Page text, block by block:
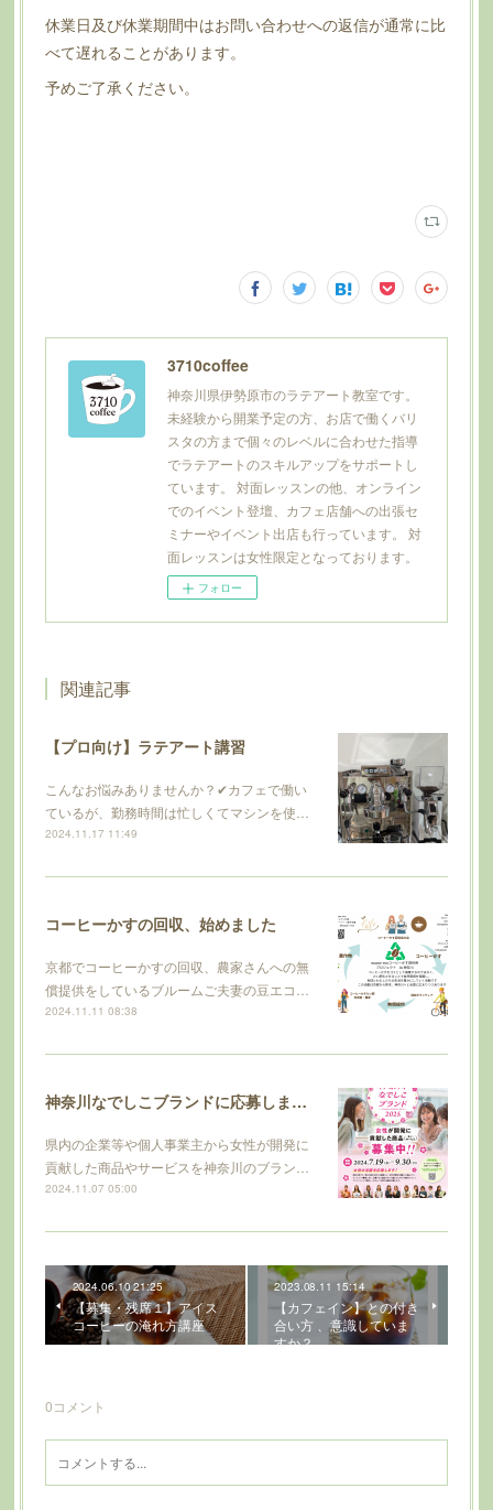
休業日及び休業期間中はお問い合わせへの返信が通常に比
べて遅れることがあります。
予めご了承ください。
3710coffee
神奈川県伊勢原市のラテアート教室です。
未経験から開業予定の方、お店で働くバリ
スタの方まで個々のレベルに合わせた指導
でラテアートのスキルアップをサポートし
ています。 対面レッスンの他、オンライン
でのイベント登壇、カフェ店舗への出張セ
ミナーやイベント出店も行っています。 対
面レッスンは女性限定となっております。
フォロー
関連記事
【プロ向け】ラテアート講習
こんなお悩みありませんか？✔カフェで働い
ているが、勤務時間は忙しくてマシンを使…
2024.11.17 11:49
コーヒーかすの回収、始めました
京都でコーヒーかすの回収、農家さんへの無
償提供をしているブルームご夫妻の豆エコ…
2024.11.11 08:38
神奈川なでしこブランドに応募しました
県内の企業等や個人事業主から女性が開発に
貢献した商品やサービスを神奈川のブラン…
2024.11.07 05:00
2024.06.10 21:25
【募集・残席１】アイス
コーヒーの淹れ方講座
2023.08.11 15:14
【カフェイン】との付き
合い方 、意識していま
すか？
0コメント